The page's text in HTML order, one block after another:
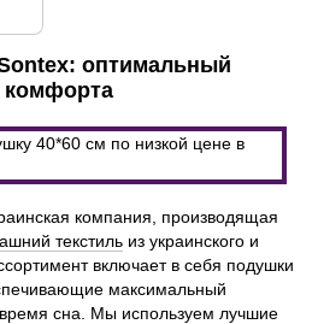
оптимальный
компания, производящая
текстиль из украинского и
включает в себя подушки
максимальный
сна. Мы используем лучшие